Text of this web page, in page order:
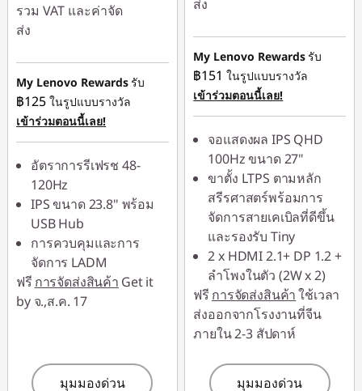
รวม VAT และค่าจัด
ส่ง
ประหยัดทันที :-
฿569.00
หรือ
การประหยัด
eCoupon :
฿1,218.00
*Savings cannot be
combined
ใช้ eCoupon :
88SALETH
My Lenovo Rewardsรับ
฿125 ในรูปแบบรางวัล
เข้าร่วมตอนนี้เลย!
อัตราการรีเฟรช 48-
120Hz
IPS ขนาด 23.8" พร้อม
USB Hub
การควบคุมและการ
จัดการ LADM
ฟรี การจัดส่งสินค้า Get it
by จ.,ส.ค. 17
มุมมองด่วน
ส่ง
ประหยัดทันที :-
฿719.00
หรือ
การประหยัด
-
฿1,797.00
*Savings cannot be
combined
ใช้ eCoupon :
88SALETH
My Lenovo Rewardsรับ
฿151 ในรูปแบบรางวัล
เข้าร่วมตอนนี้เลย!
จอแสดงผล IPS QHD
100Hz ขนาด 27"
ขาตั้ง LTPS ตามหลัก
สรีรศาสตร์พร้อมการ
จัดการสายเคเบิลที่ดีขึ้น
และรองรับ Tiny
2 x HDMI 2.1+ DP 1.2 +
ลำโพงในตัว (2W x 2)
ฟรี การจัดส่งสินค้าใช้เวลา
ส่งออกจากโรงงานที่จีน
ภายใน 2-3 สัปดาห์
มุมมองด่วน